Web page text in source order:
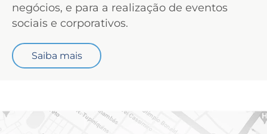
negócios, e para a realização de eventos
sociais e corporativos.
Saiba mais